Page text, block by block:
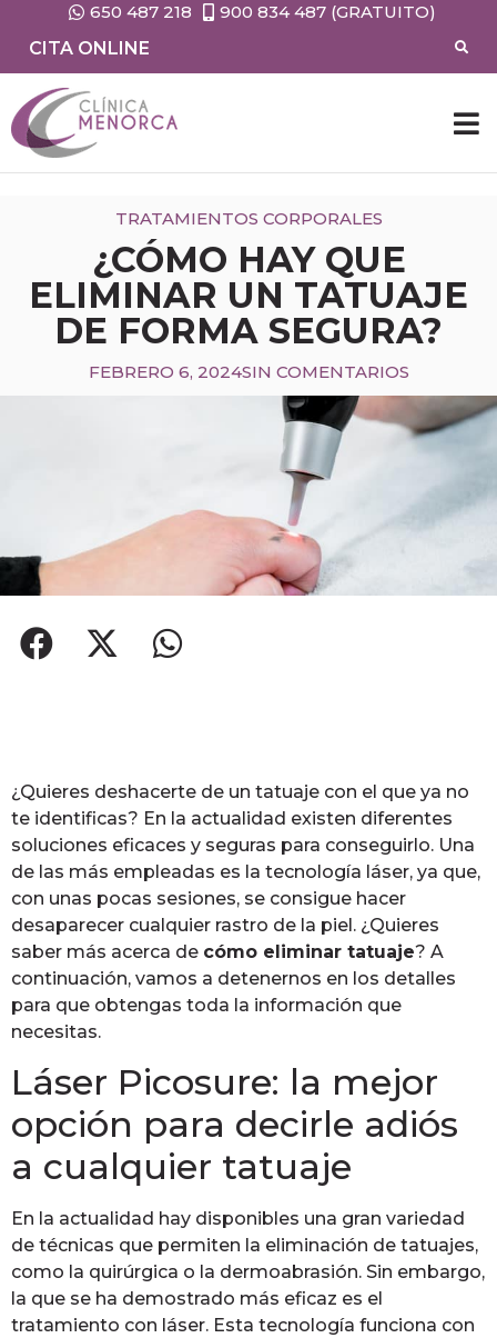
650 487 218
900 834 487 (GRATUITO)
CITA ONLINE
TRATAMIENTOS CORPORALES
¿CÓMO HAY QUE
ELIMINAR UN TATUAJE
DE FORMA SEGURA?
FEBRERO 6, 2024SIN COMENTARIOS
¿Quieres deshacerte de un tatuaje con el que ya no
te identificas? En la actualidad existen diferentes
soluciones eficaces y seguras para conseguirlo. Una
de las más empleadas es la tecnología láser, ya que,
con unas pocas sesiones, se consigue hacer
desaparecer cualquier rastro de la piel. ¿Quieres
saber más acerca de cómo eliminar tatuaje? A
continuación, vamos a detenernos en los detalles
para que obtengas toda la información que
necesitas.
Láser Picosure: la mejor
opción para decirle adiós
a cualquier tatuaje
En la actualidad hay disponibles una gran variedad
de técnicas que permiten la eliminación de tatuajes,
como la quirúrgica o la dermoabrasión. Sin embargo,
la que se ha demostrado más eficaz es el
tratamiento con láser. Esta tecnología funciona con